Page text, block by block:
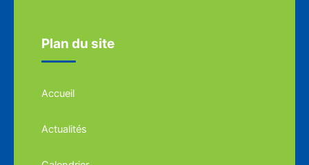
Plan du site
Accueil
Actualités